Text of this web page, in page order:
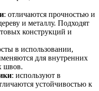
: отличаются прочностью и
и металлу. Подходят
конструкций и
в использовании,
для внутренних
швов.
: используют в
устойчивостью к